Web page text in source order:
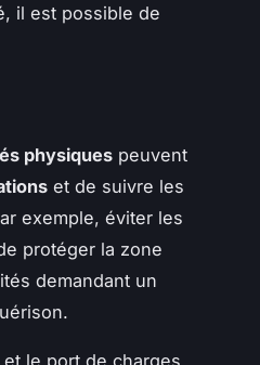
il est possible de
physiques peuvent
et de suivre les
exemple, éviter les
protéger la zone
demandant un
le port de charges